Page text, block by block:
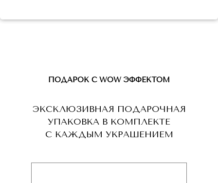
ЭКСКЛЮЗИВНАЯ ПОДАРОЧНАЯ
УПАКОВКА В КОМПЛЕКТЕ
С КАЖДЫМ УКРАШЕНИЕМ
ПОДАРОК С WOW ЭФФЕКТОМ